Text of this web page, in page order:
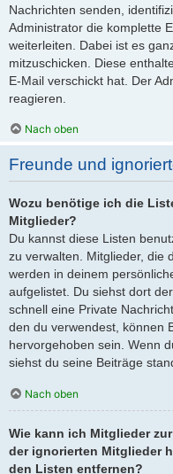
Nachrichten senden,
Administrator die komplette
weiterleiten. Dabei ist es
mitzuschicken. Diese
E-Mail verschickt hat. Der
reagieren.
Nach oben
Freunde und
Wozu benötige ich die
Mitglieder?
Du kannst diese Listen
zu verwalten. Mitglieder, die
werden in deinem
aufgelistet. Du siehst dort
schnell eine Private
den du verwendest, können
hervorgehoben sein. Wenn
siehst du seine Beiträge
Nach oben
Wie kann ich Mitglieder
der ignorierten Mitglieder
den Listen entfernen?